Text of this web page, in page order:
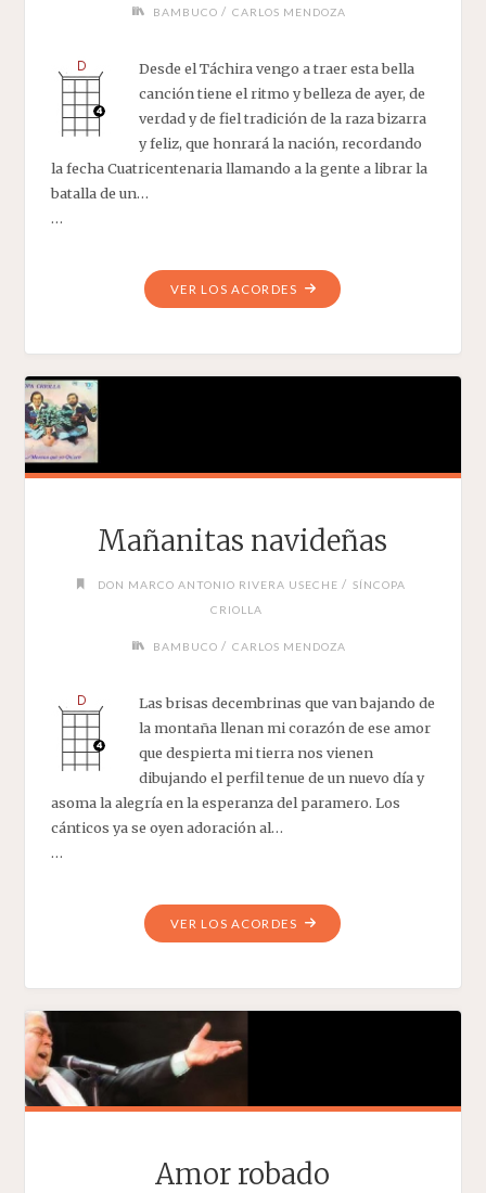
BAMBUCO / CARLOS MENDOZA
Desde el Táchira vengo a traer esta bella
canción tiene el ritmo y belleza de ayer, de
verdad y de fiel tradición de la raza bizarra
y feliz, que honrará la nación, recordando
la fecha Cuatricentenaria llamando a la gente a librar la
batalla de un…
…
VER LOS ACORDES"ALEGRÍAS
DEL
Mañanitas navideñas
DON MARCO ANTONIO RIVERA USECHE / SÍNCOPA
CRIOLLA
BAMBUCO / CARLOS MENDOZA
Las brisas decembrinas que van bajando de
la montaña llenan mi corazón de ese amor
que despierta mi tierra nos vienen
dibujando el perfil tenue de un nuevo día y
asoma la alegría en la esperanza del paramero. Los
cánticos ya se oyen adoración al…
…
VER LOS ACORDES"MAÑANITAS
NAVIDEÑAS"
Amor robado